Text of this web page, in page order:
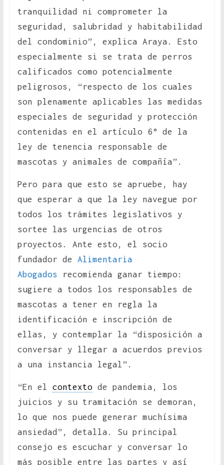
tranquilidad ni comprometer la
seguridad, salubridad y habitabilidad
del condominio”, explica Araya. Esto
especialmente si se trata de perros
calificados como potencialmente
peligrosos, “respecto de los cuales
son plenamente aplicables las medidas
especiales de seguridad y protección
contenidas en el artículo 6° de la
ley de tenencia responsable de
mascotas y animales de compañía”.
Pero para que esto se apruebe, hay
que esperar a que la ley navegue por
todos los trámites legislativos y
sortee las urgencias de otros
proyectos. Ante esto, el socio
fundador de Alimentaria
Abogados
recomienda ganar tiempo:
sugiere a todos los responsables de
mascotas a tener en regla la
identificación e inscripción de
ellas, y contemplar la “disposición a
conversar y llegar a acuerdos previos
a una instancia legal”.
“En el contextode pandemia, los
juicios y su tramitación se demoran,
lo que nos puede generar muchísima
ansiedad”, detalla. Su principal
consejo es escuchar y conversar lo
más posible entre las partes y así